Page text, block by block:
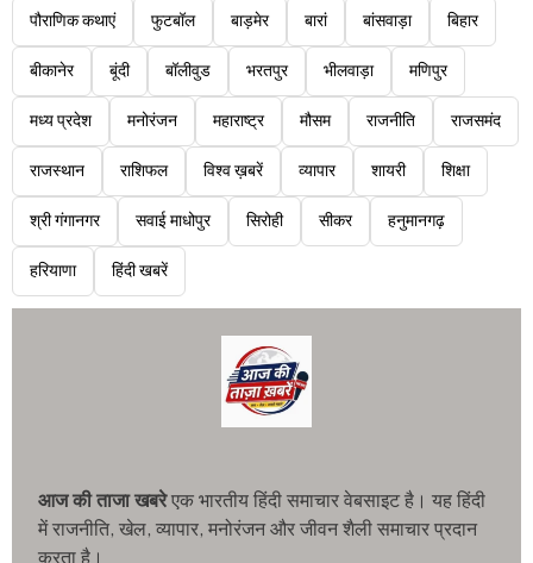
पौराणिक कथाएं फुटबॉल बाड़मेर बारां बांसवाड़ा बिहार
बीकानेर बूंदी बॉलीवुड भरतपुर भीलवाड़ा मणिपुर
मध्य प्रदेश मनोरंजन महाराष्ट्र मौसम राजनीति राजसमंद
राजस्थान राशिफल विश्व ख़बरें व्यापार शायरी शिक्षा
श्री गंगानगर सवाई माधोपुर सिरोही सीकर हनुमानगढ़
हरियाणा हिंदी खबरें
आज की ताजा खबरेएक भारतीय हिंदी समाचार वेबसाइट है। यह हिंदी
में राजनीति, खेल, व्यापार, मनोरंजन और जीवन शैली समाचार प्रदान
करता है।